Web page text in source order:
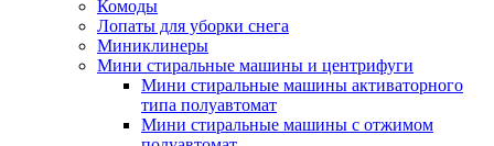
Комоды
Лопаты для уборки снега
Миниклинеры
Мини стиральные машины и центрифуги
Мини стиральные машины активаторного
типа полуавтомат
Мини стиральные машины с отжимом